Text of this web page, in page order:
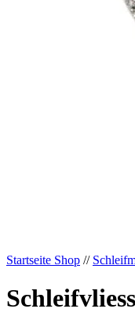
Startseite Shop //